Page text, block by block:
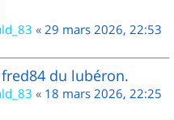
« 29 mars 2026, 22:53
du lubéron.
« 18 mars 2026, 22:25